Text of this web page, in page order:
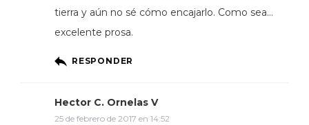
tierra y aún no sé cómo encajarlo. Como sea…
excelente prosa.
RESPONDER
Hector C. Ornelas V
25 de febrero de 2017 en 14:52